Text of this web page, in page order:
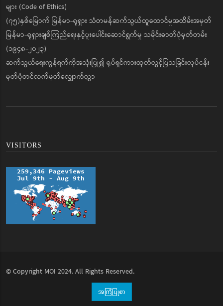
များ (Code of Ethics)
(၇၅)နှစ်မြောက် မြန်မာ-ရုရှား သံတမန်ဆက်သွယ်ထူထောင်မှုအထိမ်းအမှတ်
မြန်မာ-ရုရှားချစ်ကြည်ရေးနှင့်ပူးပေါင်းဆောင်ရွက်မှု သမိုင်းဓာတ်ပုံမှတ်တမ်း
(၁၉၄၈-၂၀၂၃)
ဆက်သွယ်ရေးကွန်ရက်ကိုအသုံးပြု၍ ရုပ်ရှင်ကားထုတ်လွှင့်ပြသခြင်းလုပ်ငန်း
မှတ်ပုံတင်လက်မှတ်လျှောက်လွှာ
VISITORS
© Copyright MOI 2024. All Rights Reserved.
အကြံပြုစာ